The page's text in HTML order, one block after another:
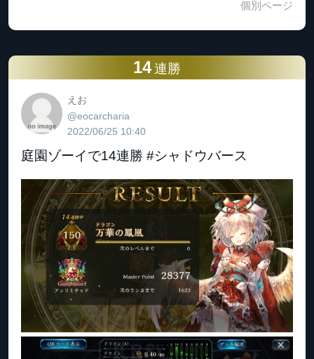
個別ページ
14 連勝
えお
@eocarcharia
2022/06/25 10:40
庭園ゾーイで14連勝 #シャドウバース